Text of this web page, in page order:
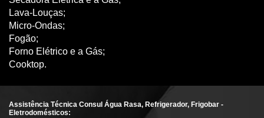
Lava-Louças;
Micro-Ondas;
Fogão;
Forno Elétrico e a Gás;
Cooktop.
Assistência Técnica Consul Água Rasa, Refrigerador, Frigobar -
Eletrodomésticos: